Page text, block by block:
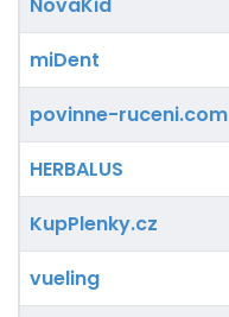
miDent
povinne-ruceni.com
HERBALUS
KupPlenky.cz
vueling